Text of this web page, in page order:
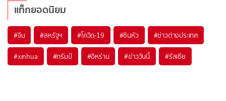
แท็กยอดนิยม
#จีน #สหรัฐฯ #โควิด-19 #ซินหัว #ข่าวต่างประเทศ
#xinhua #ทรัมป์ #อิหร่าน #ข่าววันนี้ #รัสเซีย